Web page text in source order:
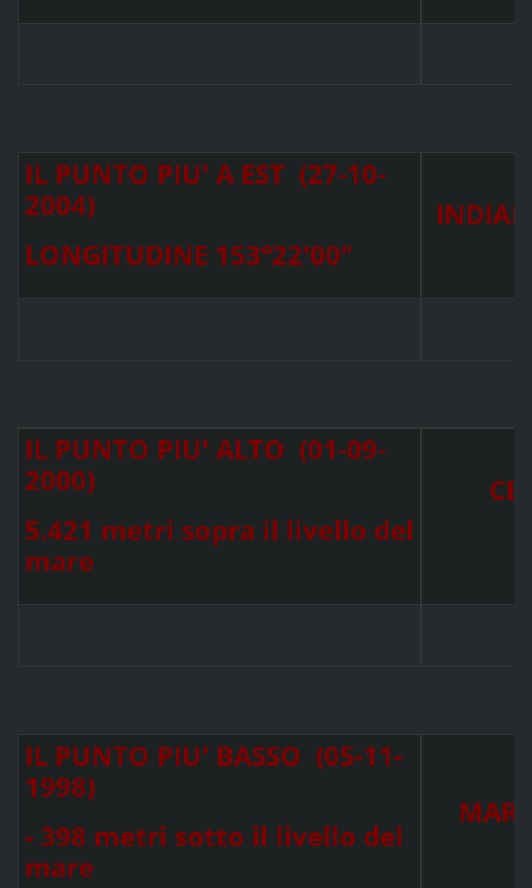
IL PUNTO PIU' A EST (27-10-
2004)
LONGITUDINE 153°22'00"
IL PUNTO PIU' ALTO (01-09-
2000)
5.421 metri sopra il livello del
mare
IL PUNTO PIU' BASSO (05-11-
1998)
- 398 metri sotto il livello del
mare
MAR